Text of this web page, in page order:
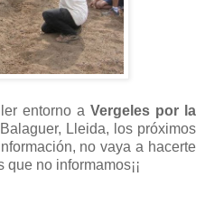
entorno a Vergeles por la
Lleida, los próximos
no vaya a hacerte
no informamos¡¡